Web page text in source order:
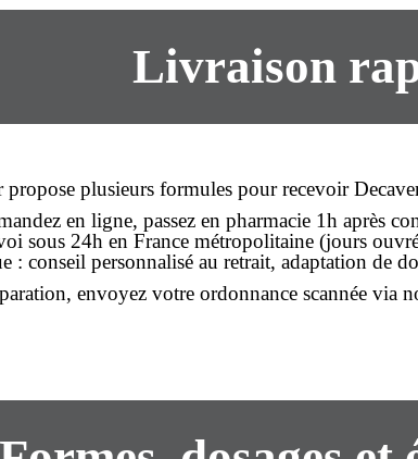
Livraison
propose plusieurs formules pour recevoir
en ligne, passez en pharmacie 1h après
sous 24h en France métropolitaine (jours
: conseil personnalisé au retrait, adaptation de
envoyez votre ordonnance scannée via